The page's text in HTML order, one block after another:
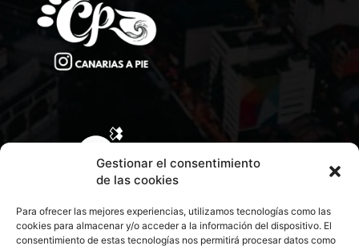
Gestionar el consentimiento
de las cookies
Para ofrecer las mejores experiencias, utilizamos tecnologías como las
cookies para almacenar y/o acceder a la información del dispositivo. El
consentimiento de estas tecnologías nos permitirá procesar datos como